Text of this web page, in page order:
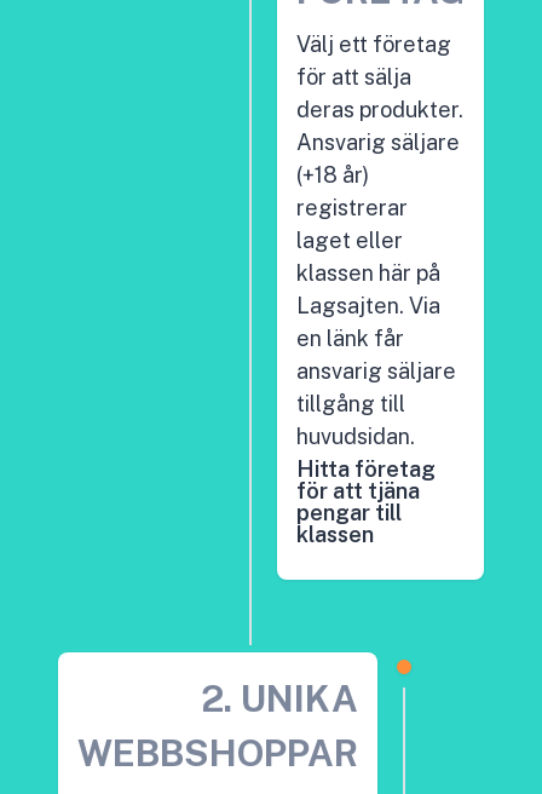
Välj ett företag
för att sälja
deras produkter.
Ansvarig säljare
(+18 år)
registrerar
laget eller
klassen här på
Lagsajten. Via
en länk får
ansvarig säljare
tillgång till
huvudsidan.
Hitta företag
för att tjäna
pengar till
klassen
2. UNIKA
WEBBSHOPPAR